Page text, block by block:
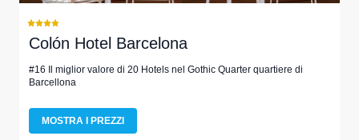
Colón Hotel Barcelona
#16 Il miglior valore di 20 Hotels nel Gothic Quarter quartiere di
Barcellona
MOSTRA I PREZZI